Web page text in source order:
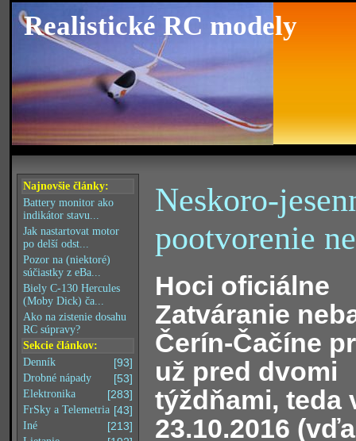
Realistické RC modely
Najnovšie články:
Battery monitor ako
indikátor stavu...
Jak nastartovat motor
po delší odst...
Pozor na (niektoré)
súčiastky z eBa...
Biely C-130 Hercules
(Moby Dick) ča...
Ako na zistenie dosahu
RC súpravy?
Sekcie článkov:
[93]
Denník
[53]
Drobné nápady
[283]
Elektronika
[43]
FrSky a Telemetria
[213]
Iné
Neskoro-
pootvorenie
Hoci oficiálne
Zatváranie
Čerín-Čačíne
už pred dvomi
týždňami, teda
23.10.2016